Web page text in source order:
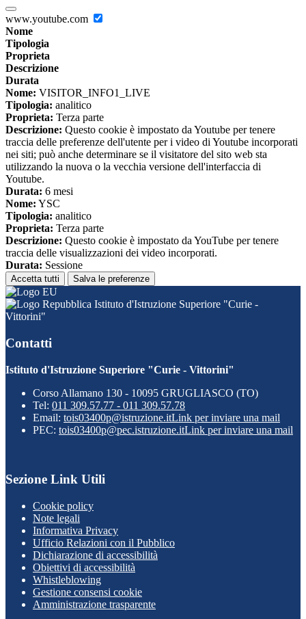
www.youtube.com
Nome
Tipologia
Proprieta
Descrizione
Durata
Nome: VISITOR_INFO1_LIVE
Tipologia: analitico
Proprieta: Terza parte
Descrizione: Questo cookie è impostato da Youtube per tenere
traccia delle preferenze dell'utente per i video di Youtube incorporati
nei siti; può anche determinare se il visitatore del sito web sta
utilizzando la nuova o la vecchia versione dell'interfaccia di
Youtube.
Durata: 6 mesi
Nome: YSC
Tipologia: analitico
Proprieta: Terza parte
Descrizione: Questo cookie è impostato da YouTube per tenere
traccia delle visualizzazioni dei video incorporati.
Durata: Sessione
Accetta tutti Salva le preferenze
Istituto d'Istruzione Superiore "Curie -
Vittorini"
Contatti
Istituto d'Istruzione Superiore "Curie - Vittorini"
Corso Allamano 130 - 10095 GRUGLIASCO (TO)
Tel: 011 309.57.77 - 011 309.57.78
Email: tois03400p@istruzione.itLink per inviare una mail
PEC: tois03400p@pec.istruzione.itLink per inviare una mail
Sezione Link Utili
Cookie policy
Note legali
Informativa Privacy
Ufficio Relazioni con il Pubblico
Dichiarazione di accessibilità
Obiettivi di accessibilità
Whistleblowing
Gestione consensi cookie
Amministrazione trasparente